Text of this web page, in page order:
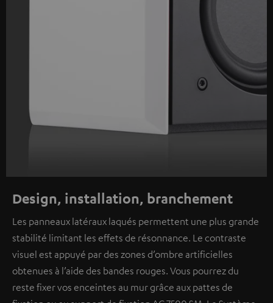
Design, installation, branchement
Les panneaux latéraux laqués permettent une plus grande
stabilité limitant les effets de résonnance. Le contraste
visuel est appuyé par des zones d’ombre artificielles
obtenues à l’aide des bandes rouges. Vous pourrez du
reste fixer vos enceintes au mur grâce aux pattes de